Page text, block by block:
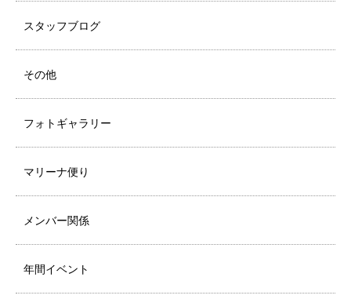
スタッフブログ
その他
フォトギャラリー
マリーナ便り
メンバー関係
年間イベント